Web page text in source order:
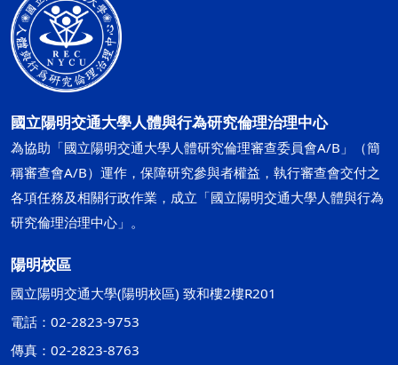
國立陽明交通大學人體與行為研究倫理治理中心
為協助「國立陽明交通大學人體研究倫理審查委員會A/B」（簡
稱審查會A/B）運作，保障研究參與者權益，執行審查會交付之
各項任務及相關行政作業，成立「國立陽明交通大學人體與行為
研究倫理治理中心」。
陽明校區
國立陽明交通大學(陽明校區) 致和樓2樓R201
電話：02-2823-9753
傳真：02-2823-8763